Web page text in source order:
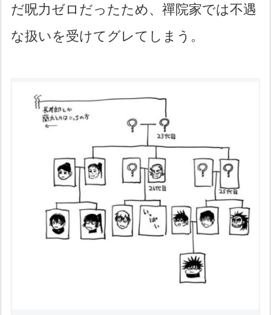
だ呪力ゼロだったため、禪院家では不遇
な扱いを受けてグレてしまう。